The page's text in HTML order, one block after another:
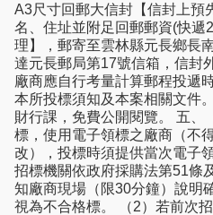
A3尺寸回郵大信封【信封上預
名、住址並附足回郵郵資(快遞
理】，郵寄至雲林縣元長鄉長
達元長郵局第17號信箱，信封
廠商應自行考量計算郵程投遞
本所投標須知及本案相關文件
財行課，免費公開閱覽。 五、
標，使用電子領標之廠商（不
改），投標時須提供當次電子
招標機關依政府採購法第51條
知廠商現場（限30分鐘）說明
視為不合格標。 （2）若前次